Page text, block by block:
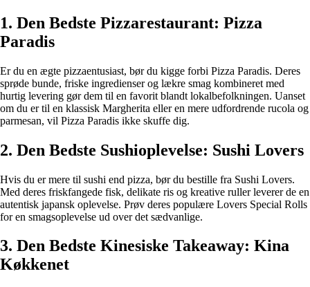
1. Den Bedste Pizzarestaurant: Pizza
Paradis
Er du en ægte pizzaentusiast, bør du kigge forbi Pizza Paradis. Deres
sprøde bunde, friske ingredienser og lækre smag kombineret med
hurtig levering gør dem til en favorit blandt lokalbefolkningen. Uanset
om du er til en klassisk Margherita eller en mere udfordrende rucola og
parmesan, vil Pizza Paradis ikke skuffe dig.
2. Den Bedste Sushioplevelse: Sushi Lovers
Hvis du er mere til sushi end pizza, bør du bestille fra Sushi Lovers.
Med deres friskfangede fisk, delikate ris og kreative ruller leverer de en
autentisk japansk oplevelse. Prøv deres populære Lovers Special Rolls
for en smagsoplevelse ud over det sædvanlige.
3. Den Bedste Kinesiske Takeaway: Kina
Køkkenet